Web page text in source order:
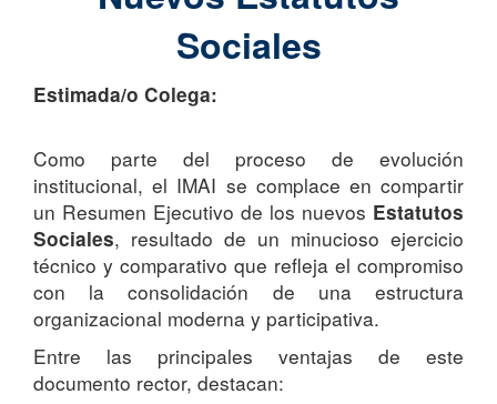
Sociales
Estimada/o Colega:
Como parte del proceso de evolución
institucional, el IMAI se complace en compartir
un Resumen Ejecutivo de los nuevos Estatutos
Sociales, resultado de un minucioso ejercicio
técnico y comparativo que refleja el compromiso
con la consolidación de una estructura
organizacional moderna y participativa.
Entre las principales ventajas de este
documento rector, destacan: